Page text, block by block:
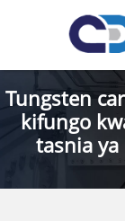
Tungsten
kifungo
tasnia ya